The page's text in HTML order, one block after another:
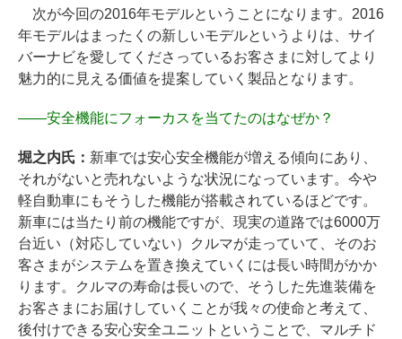
次が今回の2016年モデルということになります。2016
年モデルはまったくの新しいモデルというよりは、サイ
バーナビを愛してくださっているお客さまに対してより
魅力的に見える価値を提案していく製品となります。
――安全機能にフォーカスを当てたのはなぜか？
堀之内氏： 新車では安心安全機能が増える傾向にあり、
それがないと売れないような状況になっています。今や
軽自動車にもそうした機能が搭載されているほどです。
新車には当たり前の機能ですが、現実の道路では6000万
台近い（対応していない）クルマが走っていて、そのお
客さまがシステムを置き換えていくには長い時間がかか
ります。クルマの寿命は長いので、そうした先進装備を
お客さまにお届けしていくことが我々の使命と考えて、
後付けできる安心安全ユニットということで、マルチド